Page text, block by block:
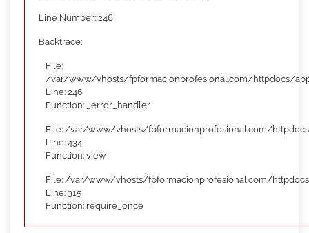
Line Number: 246
Backtrace:
File:
/var/www/vhosts/fpformacionprofesional.com/httpdocs/
Line: 246
Function: _error_handler
File: /var/www/vhosts/fpformacionprofesional.com/
Line: 434
Function: view
File: /var/www/vhosts/fpformacionprofesional.com/
Line: 315
Function: require_once